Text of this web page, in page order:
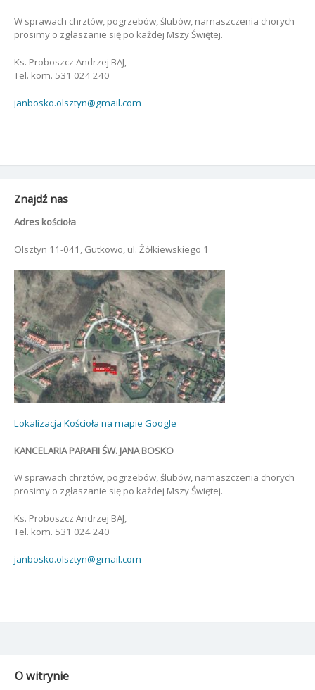
W sprawach chrztów, pogrzebów, ślubów, namaszczenia chorych
prosimy o zgłaszanie się po każdej Mszy Świętej.
Ks. Proboszcz Andrzej BAJ,
Tel. kom. 531 024 240
janbosko.olsztyn@gmail.com
Znajdź nas
Adres kościoła
Olsztyn 11-041, Gutkowo, ul. Żółkiewskiego 1
Lokalizacja Kościoła na mapie Google
KANCELARIA PARAFII ŚW. JANA BOSKO
W sprawach chrztów, pogrzebów, ślubów, namaszczenia chorych
prosimy o zgłaszanie się po każdej Mszy Świętej.
Ks. Proboszcz Andrzej BAJ,
Tel. kom. 531 024 240
janbosko.olsztyn@gmail.com
O witrynie